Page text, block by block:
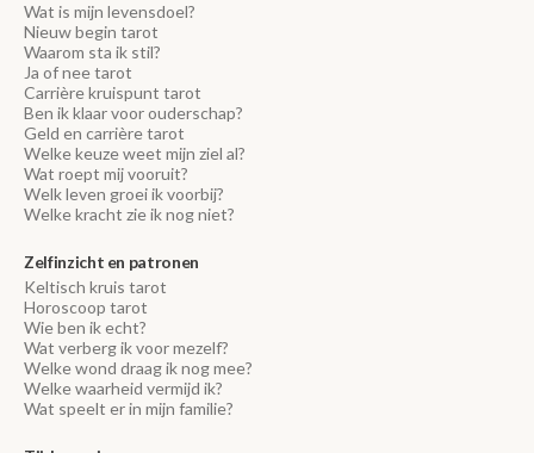
Wat is mijn levensdoel?
Nieuw begin tarot
Waarom sta ik stil?
Ja of nee tarot
Carrière kruispunt tarot
Ben ik klaar voor ouderschap?
Geld en carrière tarot
Welke keuze weet mijn ziel al?
Wat roept mij vooruit?
Welk leven groei ik voorbij?
Welke kracht zie ik nog niet?
Zelfinzicht en patronen
Keltisch kruis tarot
Horoscoop tarot
Wie ben ik echt?
Wat verberg ik voor mezelf?
Welke wond draag ik nog mee?
Welke waarheid vermijd ik?
Wat speelt er in mijn familie?